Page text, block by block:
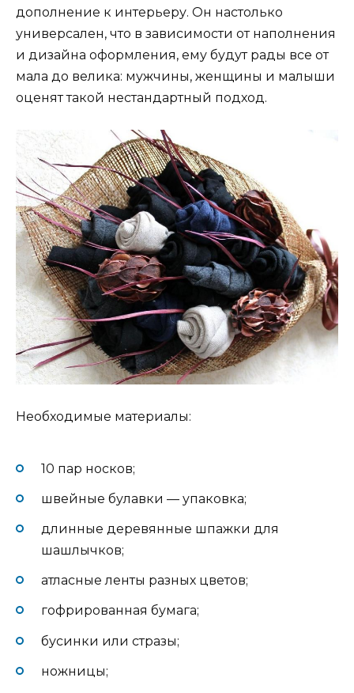
дополнение к интерьеру. Он настолько
универсален, что в зависимости от наполнения
и дизайна оформления, ему будут рады все от
мала до велика: мужчины, женщины и малыши
оценят такой нестандартный подход.
Необходимые материалы:
10 пар носков;
швейные булавки — упаковка;
длинные деревянные шпажки для
шашлычков;
атласные ленты разных цветов;
гофрированная бумага;
бусинки или стразы;
ножницы;